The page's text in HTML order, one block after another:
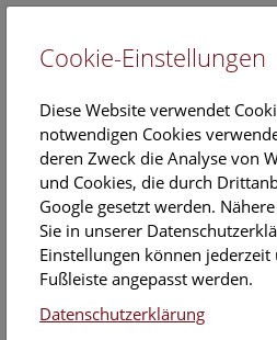
NHM Über den
Wiens (auf
Freitag, 01. August 2025, 15:00
Cookie-Einstellungen
Diese Website verwendet
notwendigen Cookies
deren Zweck die Analyse von
und Cookies, die durch
Google gesetzt werden.
Sie in unserer
Einstellungen können
Fußleiste angepasst werden.
Datenschutzerklärung